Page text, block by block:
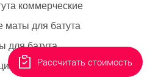
коммерческие
маты для батута
для батута
резервуаров
Рассчитать стоимость